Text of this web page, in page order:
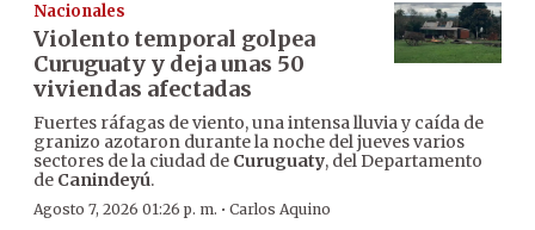
Nacionales
Violento temporal golpea
Curuguaty y deja unas 50
viviendas afectadas
Fuertes ráfagas de viento, una intensa lluvia y caída de
granizo azotaron durante la noche del jueves varios
sectores de la ciudad de Curuguaty, del Departamento
de Canindeyú.
Agosto 7, 2026 01:26 p. m. · Carlos Aquino